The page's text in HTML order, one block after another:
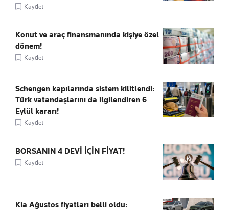
Kaydet
Konut ve araç finansmanında kişiye özel
dönem!
Kaydet
Schengen kapılarında sistem kilitlendi:
Türk vatandaşlarını da ilgilendiren 6
Eylül kararı!
Kaydet
BORSANIN 4 DEVİ İÇİN FİYAT!
Kaydet
Kia Ağustos fiyatları belli oldu: